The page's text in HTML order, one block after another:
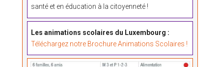
santé et en éducation à la citoyenneté !
Les animations scolaires du Luxembourg :
Téléchargez notre Brochure Animations Scolaires !